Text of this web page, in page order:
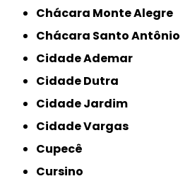
Chácara Monte Alegre
Chácara Santo Antônio
Cidade Ademar
Cidade Dutra
Cidade Jardim
Cidade Vargas
Cupecê
Cursino